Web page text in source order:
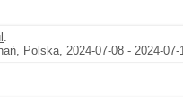
.
Polska, 2024-07-08 - 2024-07-